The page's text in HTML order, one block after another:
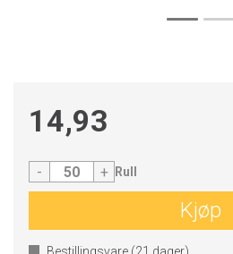
14,93
- + Rull
Kjøp